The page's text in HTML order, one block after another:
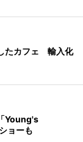
たカフェ 輸入化
Young's
ョーも